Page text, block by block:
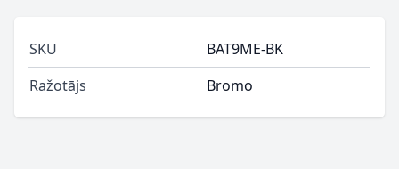
SKU
BAT9ME-BK
Ražotājs
Bromo